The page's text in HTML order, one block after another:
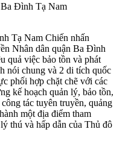
Đình Tạ Nam
Tạ Nam Chiến nhấn
Nhân dân quận Ba Đình
quả việc bảo tồn và phát
nói chung và 2 di tích quốc
phối hợp chặt chẽ với các
kế hoạch quản lý, bảo tồn,
tác tuyên truyền, quảng
một địa điểm tham
thú và hấp dẫn của Thủ đô